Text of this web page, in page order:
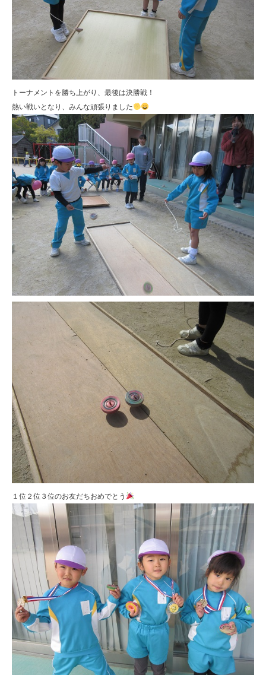
トーナメントを勝ち上がり、最後は決勝戦！
熱い戦いとなり、みんな頑張りました
１位２位３位のお友だちおめでとう